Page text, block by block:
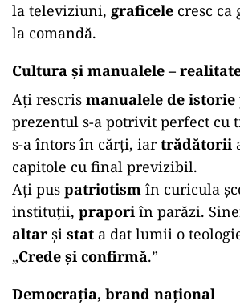
la televiziuni, graficele cresc ca
la comandă.
Cultura și manualele –
Ați rescris manualele de istorie
prezentul s-a potrivit perfect cu
s-a întors în cărți, iartrădătorii
capitole cu final previzibil.
Ați pus patriotism în curicula
instituții, prapori în parăzi.
altar și stat a dat lumii o
„Crede și confirmă.”
Democrația, brand național